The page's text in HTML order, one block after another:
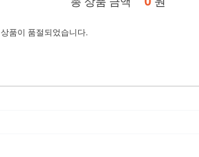
상품이 품절되었습니다.